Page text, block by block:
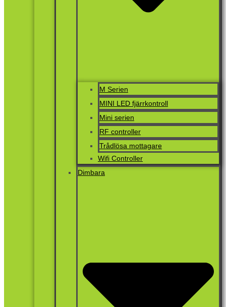
M Serien
MINI LED fjärrkontroll
Mini serien
RF controller
Trådlösa mottagare
Wifi Controller
Dimbara